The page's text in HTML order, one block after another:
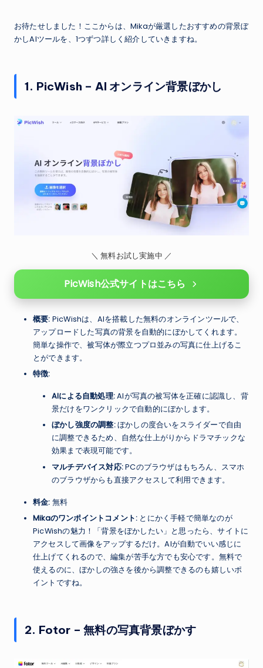
お待たせしました！ここからは、Mikaが厳選したおすすめの背景ぼ
かしAIツールを、1つずつ詳しく紹介していきますね。
1. PicWish – AI オンライン背景ぼかし
＼ 無料お試し実施中 ／
PicWish公式サイトはこちら
概要: PicWishは、AIを搭載した無料のオンラインツールで、
アップロードした写真の背景を自動的にぼかしてくれます。
簡単な操作で、被写体が際立つプロ並みの写真に仕上げるこ
とができます。
特徴:
AIによる自動処理:AIが写真の被写体を正確に認識し、背
景だけをワンクリックで自動的にぼかします。
ぼかし強度の調整:ぼかしの度合いをスライダーで自由
に調整できるため、自然な仕上がりからドラマチックな
効果まで表現可能です。
マルチデバイス対応:PCのブラウザはもちろん、スマホ
のブラウザからも直接アクセスして利用できます。
料金: 無料
Mikaのワンポイントコメント: とにかく手軽で簡単なのが
PicWishの魅力！「背景をぼかしたい」と思ったら、サイトに
アクセスして画像をアップするだけ。AIが自動でいい感じに
仕上げてくれるので、編集が苦手な方でも安心です。無料で
使えるのに、ぼかしの強さを後から調整できるのも嬉しいポ
イントですね。
2. Fotor – 無料の写真背景ぼかす